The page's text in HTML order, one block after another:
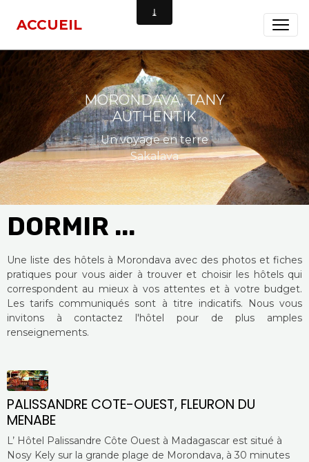
ACCUEIL
MORONDAVA, TANY
AUTHENTIK
Un voyage en terre
Sakalava
DORMIR ...
Une liste des hôtels à Morondava avec des photos et fiches
pratiques pour vous aider à trouver et choisir les hôtels qui
correspondent au mieux à vos attentes et à votre budget.
Les tarifs communiqués sont à titre indicatifs. Nous vous
invitons à contactez l'hôtel pour de plus amples
renseignements.
PALISSANDRE COTE-OUEST, FLEURON DU
MENABE
L’ Hôtel Palissandre Côte Ouest à Madagascar est situé à
Nosy Kely sur la grande plage de Morondava, à 30 minutes